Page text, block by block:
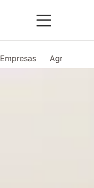
Empresas Agro